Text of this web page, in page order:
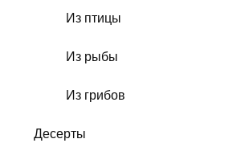
Из птицы
Из рыбы
Из грибов
Десерты